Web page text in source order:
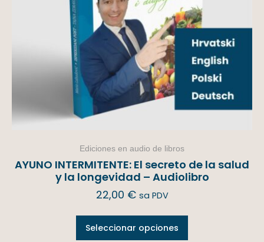
Ediciones en audio de libros
AYUNO INTERMITENTE: El secreto de la salud
y la longevidad – Audiolibro
22,00 € sa PDV
Seleccionar opciones